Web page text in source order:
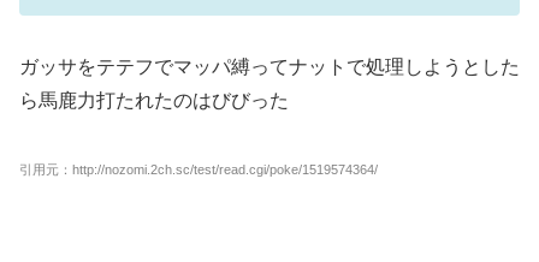
ガッサをテテフでマッパ縛ってナットで処理しようとした
ら馬鹿力打たれたのはびびった
引用元：http://nozomi.2ch.sc/test/read.cgi/poke/1519574364/